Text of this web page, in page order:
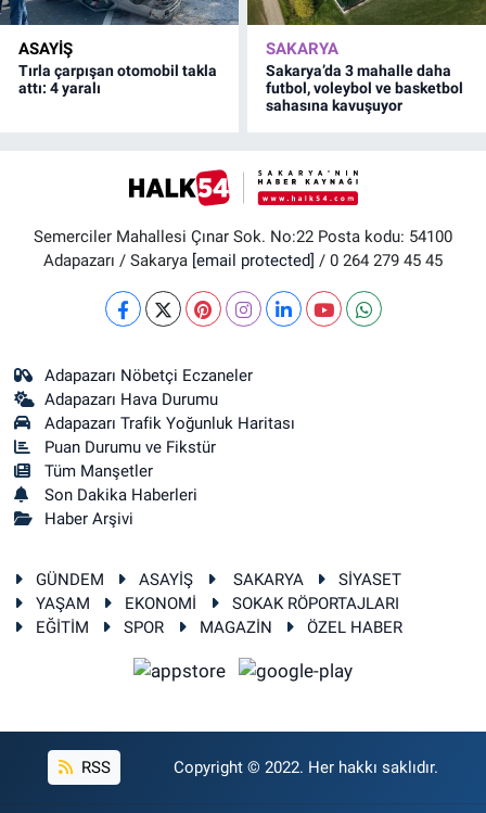
ASAYİŞ
Tırla çarpışan otomobil takla
attı: 4 yaralı
SAKARYA
Sakarya’da 3 mahalle daha
futbol, voleybol ve basketbol
sahasına kavuşuyor
Semerciler Mahallesi Çınar Sok. No:22 Posta kodu: 54100
Adapazarı / Sakarya [email protected] / 0 264 279 45 45
Adapazarı Nöbetçi Eczaneler
Adapazarı Hava Durumu
Adapazarı Trafik Yoğunluk Haritası
Puan Durumu ve Fikstür
Tüm Manşetler
Son Dakika Haberleri
Haber Arşivi
GÜNDEM ASAYİŞ SAKARYA
SİYASET
YAŞAM
EKONOMİ
SOKAK RÖPORTAJLARI
EĞİTİM
SPOR MAGAZİN ÖZEL HABER
RSS Copyright © 2022. Her hakkı saklıdır.